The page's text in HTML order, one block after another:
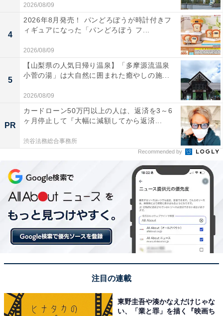
「恵まれた環境」
実家暮らしを選んでいる理由を尋ねると「掃除や洗濯、
食事など身の回りの世話を全て親に任せられる上、旅行
や外食にも連れて行ってもらえる恵まれた環境です」と
さらに「この快適な生活が心地よく、離れる理由が見当
たりません。また兄弟は離れて自活しており、自分の現
状を咎める人がいない事も実家ぐらしを選ぶ理由です」
と話してくれました。
「低賃金な上に浪費癖で貯金もゼロ」
実家暮らしで苦労していることを尋ねると、「近所の目
や既婚の同級生と自分を比べ、孤独感に苛まれるのが難
点です。イベント時に寄り添うパートナーがいない現実
2026/08/09
4
2026年8月発売！ パンどろぼうが時計付きフ
ィギュアになった「パンどろぼう フ...
2026/08/09
5
【山梨県の人気日帰り温泉】「多摩源流温泉
小菅の湯」は大自然に囲まれた癒やしの施...
2026/08/09
PR
カードローン50万円以上の人は、返済を3～6
ヶ月停止して『大幅に減額してから返済...
渋谷法務総合事務所
Recommended by
注目の連載
東野圭吾や湊かなえだけじゃな
い、「業と罪」を描く『映画ち